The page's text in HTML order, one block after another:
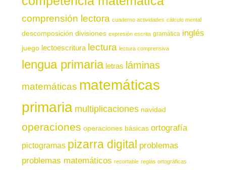
comprensión lectora cuaderno actividades cálculo mental
descomposición divisiones expresión escrita gramática inglés
juego lectoescritura lectura lectura comprensiva
lengua primaria letras láminas
matemáticas matemáticas
primaria multiplicaciones navidad
operaciones operaciones básicas ortografía
pictogramas pizarra digital problemas
problemas matemáticos recortable reglas ortográficas